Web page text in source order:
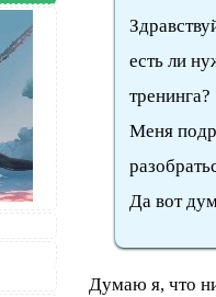
есть ли
тренинга?
Меня
Да вот
Думаю я, что